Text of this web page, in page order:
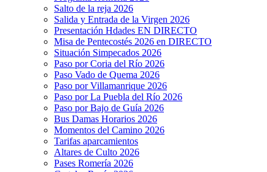
Salto de la reja 2026
Salida y Entrada de la Virgen 2026
Presentación Hdades EN DIRECTO
Misa de Pentecostés 2026 en DIRECTO
Situación Simpecados 2026
Paso por Coria del Río 2026
Paso Vado de Quema 2026
Paso por Villamanrique 2026
Paso por La Puebla del Río 2026
Paso por Bajo de Guía 2026
Bus Damas Horarios 2026
Momentos del Camino 2026
Tarifas aparcamientos
Altares de Culto 2026
Pases Romería 2026